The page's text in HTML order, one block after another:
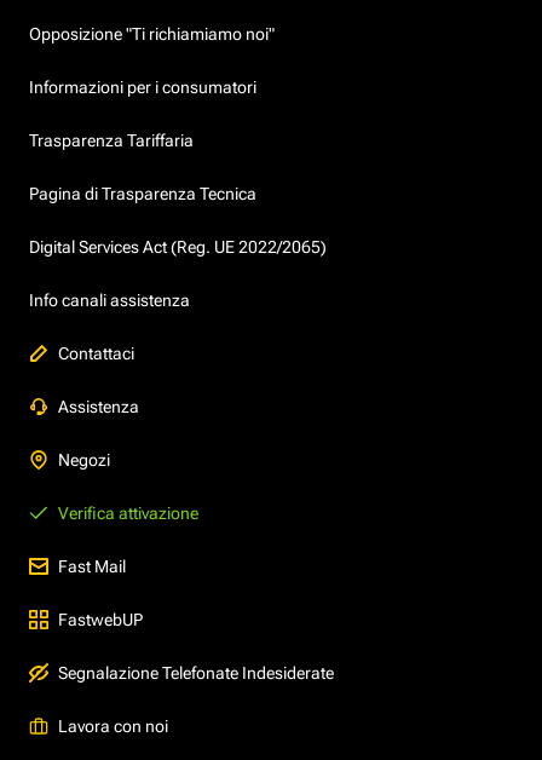
Opposizione "Ti richiamiamo noi"
Informazioni per i consumatori
Trasparenza Tariffaria
Pagina di Trasparenza Tecnica
Digital Services Act (Reg. UE 2022/2065)
Info canali assistenza
Contattaci
Assistenza
Negozi
Verifica attivazione
Fast Mail
FastwebUP
Segnalazione Telefonate Indesiderate
Lavora con noi